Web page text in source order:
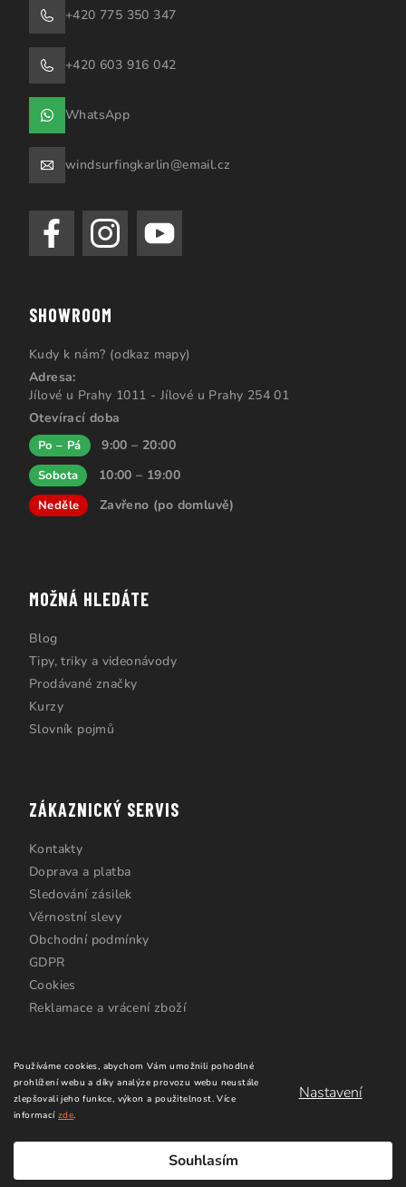
Používáme cookies, abychom Vám umožnili pohodlné
prohlížení webu a díky analýze provozu webu neustále
zlepšovali jeho funkce, výkon a použitelnost.Více
informacízde.
Nastavení
Souhlasím
+420 775 350 347
+420 603 916 042
WhatsApp
windsurfingkarlin@email.cz
SHOWROOM
Kudy k nám? (odkaz mapy)
Adresa:
Jílové u Prahy 1011 - Jílové u Prahy 254 01
Otevírací doba
Po – Pá 9:00 – 20:00
Sobota 10:00 – 19:00
Neděle Zavřeno (po domluvě)
MOŽNÁ HLEDÁTE
Blog
Tipy, triky a videonávody
Prodávané značky
Kurzy
Slovník pojmů
ZÁKAZNICKÝ SERVIS
Kontakty
Doprava a platba
Sledování zásilek
Věrnostní slevy
Obchodní podmínky
GDPR
Cookies
Reklamace a vrácení zboží
vyhrazena.Upravit nastavení cookies
Vytvořil Shoptet